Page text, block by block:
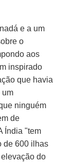
e a um
o
aos
inspirado
que havia
um
ninguém
de
Índia "tem
de 600 ilhas
do